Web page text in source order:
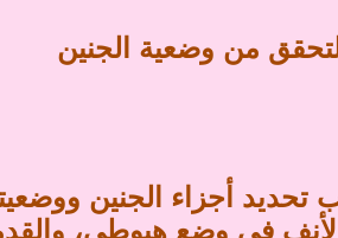
من وضعية الجنين
تحديد أجزاء الجنين
في وضع هبوطي،